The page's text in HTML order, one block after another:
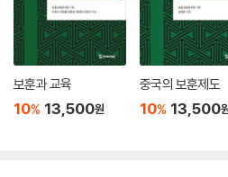
보훈과 교육
10% 13,500원
중국의 보훈제도
10% 13,500